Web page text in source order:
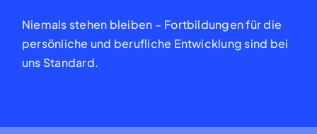
Niemals stehen bleiben –Fortbildungen für die
persönliche und berufliche Entwicklung sind bei
unsStandard.